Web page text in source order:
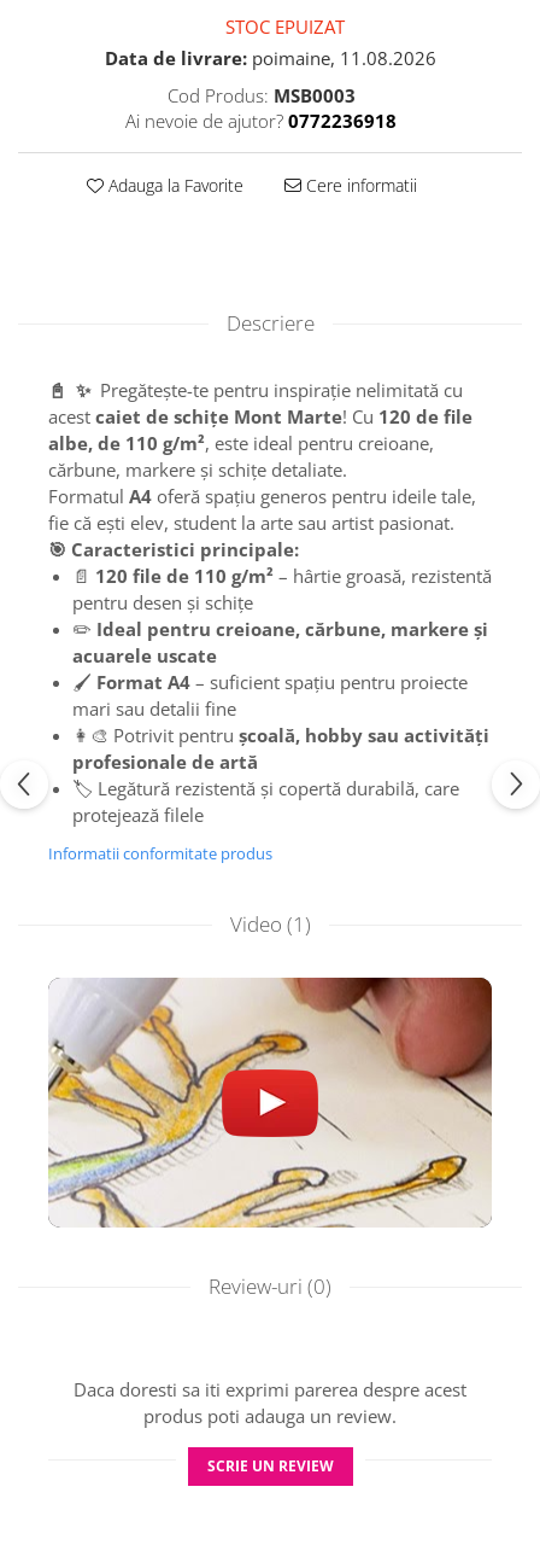
STOC EPUIZAT
Data de livrare:poimaine, 11.08.2026
Cod Produs: MSB0003
Ai nevoie de ajutor? 0772236918
Adauga la Favorite Cere informatii
Descriere
📓 ✨ Pregătește-te pentru inspirație nelimitată cu
acest caiet de schițe Mont Marte! Cu 120 de file
albe, de 110 g/m², este ideal pentru creioane,
cărbune, markere și schițe detaliate.
Formatul A4 oferă spațiu generos pentru ideile tale,
fie că ești elev, student la arte sau artist pasionat.
🎯 Caracteristici principale:
📄 120 file de 110 g/m² – hârtie groasă, rezistentă
pentru desen și schițe
✏️ Ideal pentru creioane, cărbune, markere și
acuarele uscate
🖌️ Format A4 – suficient spațiu pentru proiecte
mari sau detalii fine
👩‍🎨 Potrivit pentru școală, hobby sau activități
profesionale de artă
🏷️ Legătură rezistentă și copertă durabilă, care
protejează filele
Informatii conformitate produs
Video (1)
Review-uri (0)
Daca doresti sa iti exprimi parerea despre acest
produs poti adauga un review.
SCRIE UN REVIEW